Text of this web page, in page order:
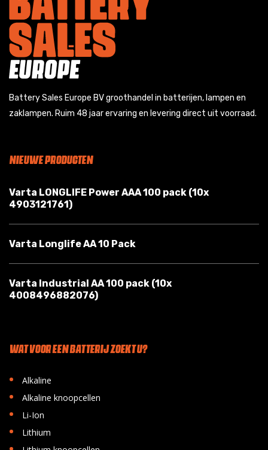
Battery Sales Europe BV groothandel in batterijen, lampen en
zaklampen. Ruim 48 jaar ervaring en levering direct uit voorraad.
NIEUWE PRODUCTEN
Varta LONGLIFE Power AAA 100 pack (10x
4903121761)
Varta Longlife AA 10 Pack
Varta Industrial AA 100 pack (10x
4008496882076)
WAT VOOR EEN BATTERIJ ZOEKT U?
• Alkaline
• Alkaline knoopcellen
• Li-Ion
• Lithium